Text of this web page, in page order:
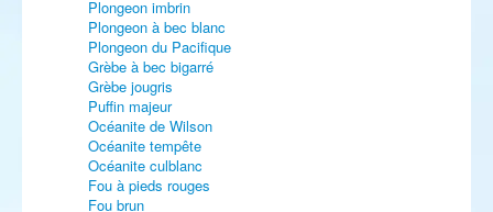
Plongeon imbrin
Plongeon à bec blanc
Plongeon du Pacifique
Grèbe à bec bigarré
Grèbe jougris
Puffin majeur
Océanite de Wilson
Océanite tempête
Océanite culblanc
Fou à pieds rouges
Fou brun